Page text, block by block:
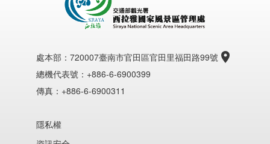
處本部： 720007臺南市官田區官田里福田路99號
總機代表號：+886-6-6900399
傳真：+886-6-6900311
隱私權